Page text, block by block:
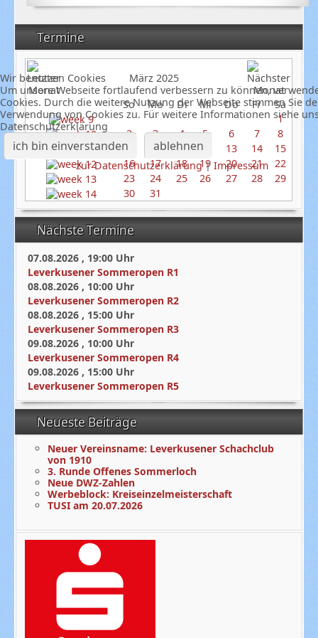
Termine
März 2025
So
Mo Di Mi Do Fr
Sa
1
2
3 4 5 6 7
8
9
10 11 12 13 14
15
16
17 18 19 20 21
22
23
24 25 26 27 28
29
30
31
Nächste Termine
07.08.2026 , 19:00 Uhr
Leverkusener Sommeropen R1
08.08.2026 , 10:00 Uhr
Leverkusener Sommeropen R2
08.08.2026 , 15:00 Uhr
Leverkusener Sommeropen R3
09.08.2026 , 10:00 Uhr
Leverkusener Sommeropen R4
09.08.2026 , 15:00 Uhr
Leverkusener Sommeropen R5
Neueste Beiträge
Neuer Vereinsname: Leverkusener Schachclub
von 1910
3. Runde Offenes Sommerloch
Neue DWZ-Zahlen
Werbeblock: Kreiseinzelmeisterschaft
TUSI am 20.07.2026
Wir benutzen Cookies
Um unsere Webseite fortlaufend verbessern zu können,
Cookies. Durch die weitere Nutzung der Webseite stimmen Sie
Verwendung von Cookies zu. Für weitere Informationen siehe
Datenschutzerklärung
ich bin einverstanden ablehnen
zur Datenschutzerklärung| Impressum